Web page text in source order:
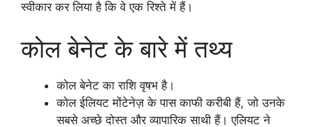
स्वीकार कर लिया है कि वे एक रिश्ते में हैं।
कोल बेनेट के बारे में तथ्य
कोल बेनेट का राशि वृषभ है।
कोल ईलियट मोंटेनेज़ के पास काफी करीबी हैं, जो उनके
सबसे अच्छे दोस्त और व्यापारिक साथी हैं। एलियट ने